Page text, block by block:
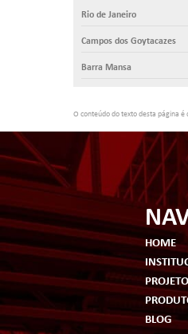
Rio de Janeiro
Campos dos Goytacazes
Barra Mansa
O conteúdo do texto desta página
HOME
BLOG